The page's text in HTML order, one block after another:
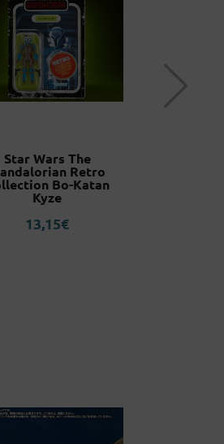
Star Wars The
Retro
Bo-Katan
Kyze
13,15€